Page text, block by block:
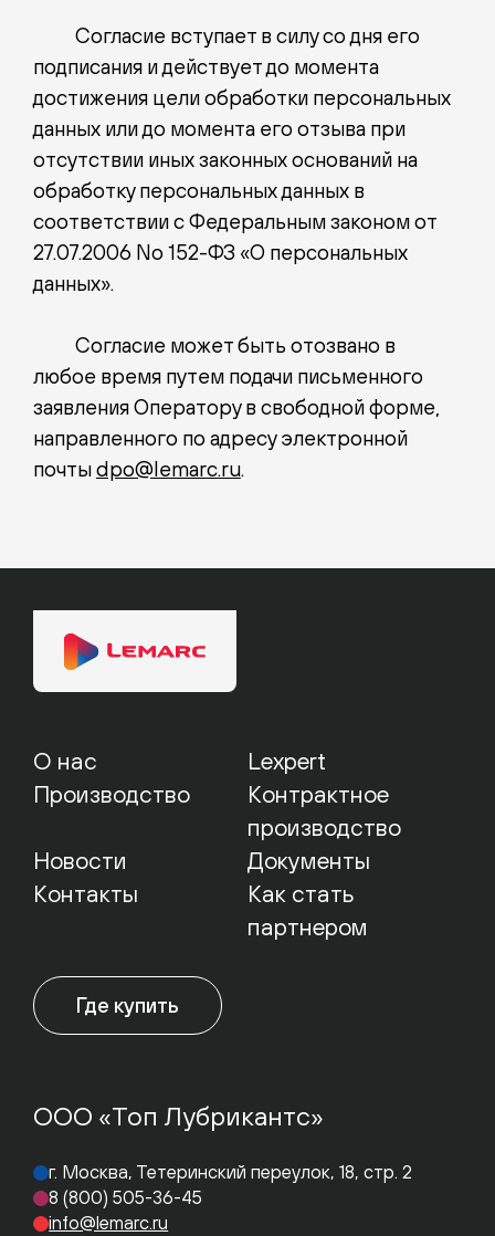
Согласие вступает в силу со дня его
подписания и действует до момента
достижения цели обработки персональных
данных или до момента его отзыва при
отсутствии иных законных оснований на
обработку персональных данных в
соответствии с Федеральным законом от
27.07.2006 No 152-ФЗ «О персональных
данных».
Согласие может быть отозвано в
любое время путем подачи письменного
заявления Оператору в свободной форме,
направленного по адресу электронной
почтыdpo@lemarc.ru.
О нас
Lexpert
Производство
Контрактное
производство
Новости
Документы
Контакты
Как стать
партнером
Где купить
ООО «Топ Лубрикантс»
г. Москва, Тетеринский переулок, 18, стр. 2
8 (800) 505-36-45
info@lemarc.ru